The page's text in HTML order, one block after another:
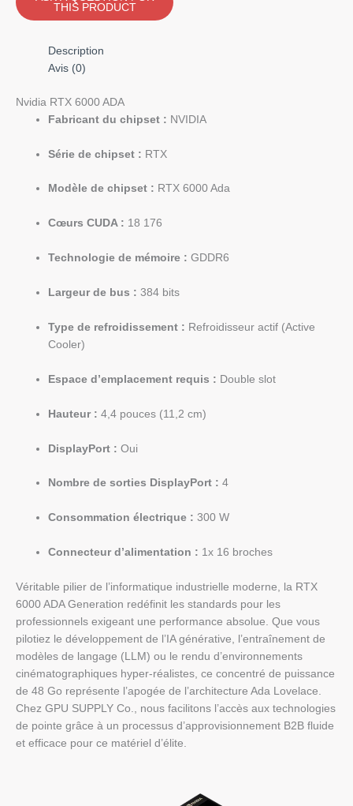
Description
Avis (0)
Nvidia RTX 6000 ADA
Fabricant du chipset : NVIDIA
Série de chipset : RTX
Modèle de chipset : RTX 6000 Ada
Cœurs CUDA : 18 176
Technologie de mémoire : GDDR6
Largeur de bus : 384 bits
Type de refroidissement : Refroidisseur actif (Active
Cooler)
Espace d’emplacement requis : Double slot
Hauteur : 4,4 pouces (11,2 cm)
DisplayPort : Oui
Nombre de sorties DisplayPort : 4
Consommation électrique : 300 W
Connecteur d’alimentation : 1x 16 broches
Véritable pilier de l’informatique industrielle moderne, la RTX
6000 ADA Generation redéfinit les standards pour les
professionnels exigeant une performance absolue. Que vous
pilotiez le développement de l’IA générative, l’entraînement de
modèles de langage (LLM) ou le rendu d’environnements
cinématographiques hyper-réalistes, ce concentré de puissance
de 48 Go représente l’apogée de l’architecture Ada Lovelace.
Chez GPU SUPPLY Co., nous facilitons l’accès aux technologies
de pointe grâce à un processus d’approvisionnement B2B fluide
et efficace pour ce matériel d’élite.